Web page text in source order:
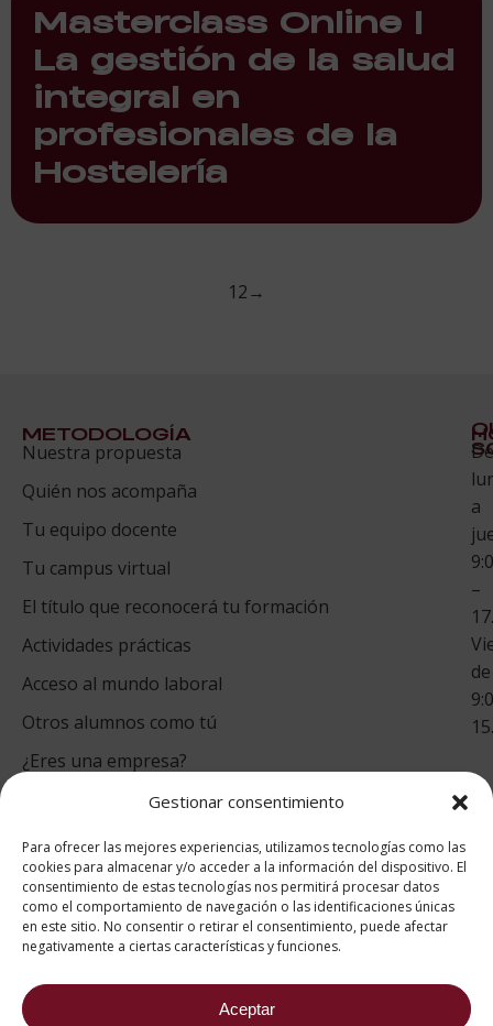
Gestionar consentimiento
Para ofrecer las mejores experiencias, utilizamos tecnologías como las
cookies para almacenar y/o acceder a la información del dispositivo. El
consentimiento de estas tecnologías nos permitirá procesar datos
como el comportamiento de navegación o las identificaciones únicas
en este sitio. No consentir o retirar el consentimiento, puede afectar
negativamente a ciertas características y funciones.
Aceptar
Masterclass Online |
La gestión de la salud
integral en
profesionales de la
Hostelería
12→
METODOLOGÍA
Nuestra propuesta
Quién nos acompaña
Tu equipo docente
Tu campus virtual
El título que reconocerá tu formación
Actividades prácticas
Acceso al mundo laboral
Otros alumnos como tú
¿Eres una empresa?
Te
De
a
–
de
puntuación para ESAH
9.4/10
basado en1331
Valoraciones soportado por
eKomi